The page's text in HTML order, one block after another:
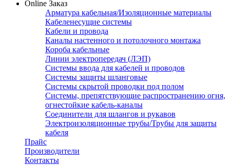
Online Заказ
Арматура кабельная/Изоляционные материалы
Кабеленесущие системы
Кабели и провода
Каналы настенного и потолочного монтажа
Короба кабельные
Линии электропередач (ЛЭП)
Системы ввода для кабелей и проводов
Системы защиты шланговые
Системы скрытой проводки под полом
Системы, препятствующие распространению огня,
огнестойкие кабель-каналы
Соединители для шлангов и рукавов
Электроизоляционные трубы/Трубы для защиты
кабеля
Прайс
Производители
Контакты